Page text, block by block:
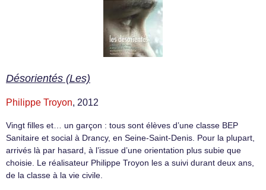
Désorientés (Les)
Philippe Troyon, 2012
Vingt filles et… un garçon : tous sont élèves d’une classe BEP
Sanitaire et social à Drancy, en Seine-Saint-Denis. Pour la plupart,
arrivés là par hasard, à l’issue d’une orientation plus subie que
choisie. Le réalisateur Philippe Troyon les a suivi durant deux ans,
de la classe à la vie civile.